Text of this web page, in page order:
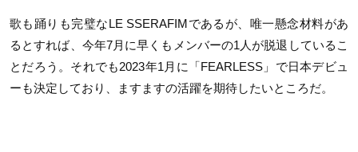
歌も踊りも完璧なLE SSERAFIMであるが、唯一懸念材料があ
るとすれば、今年7月に早くもメンバーの1人が脱退しているこ
とだろう。それでも2023年1月に「FEARLESS」で日本デビュ
ーも決定しており、ますますの活躍を期待したいところだ。